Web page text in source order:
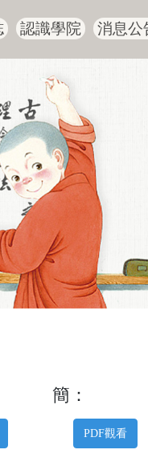
認識學院 消息公
簡：
PDF觀看